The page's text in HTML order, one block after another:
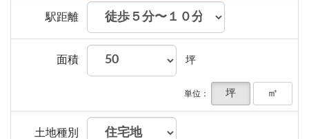
駅距離
面積 坪
単位： 坪 ㎡
土地種別